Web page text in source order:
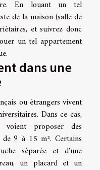
En louant un tel
de la maison (salle de
et suivrez donc
un tel appartement
dans une
ou étrangers vivent
Dans ce cas,
proposer des
9 à 15 m². Certains
séparée et d'une
un placard et un